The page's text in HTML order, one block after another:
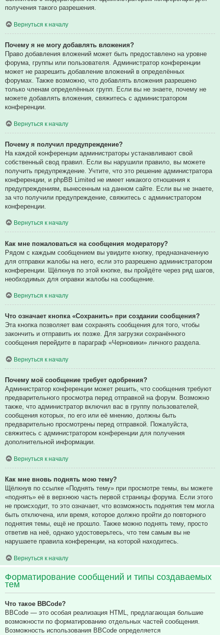
получения такого разрешения.
Вернуться к началу
Почему я не могу добавлять вложения?
Право добавления вложений может быть предоставлено на уровне
форума, группы или пользователя. Администратор конференции
может не разрешить добавление вложений в определённых
форумах. Также возможно, что добавлять вложения разрешено
только членам определённых групп. Если вы не знаете, почему не
можете добавлять вложения, свяжитесь с администратором
конференции.
Вернуться к началу
Почему я получил предупреждение?
На каждой конференции администраторы устанавливают свой
собственный свод правил. Если вы нарушили правило, вы можете
получить предупреждение. Учтите, что это решение администратора
конференции, и phpBB Limited не имеет никакого отношения к
предупреждениям, вынесенным на данном сайте. Если вы не знаете,
за что получили предупреждение, свяжитесь с администратором
конференции.
Вернуться к началу
Как мне пожаловаться на сообщения модератору?
Рядом с каждым сообщением вы увидите кнопку, предназначенную
для отправки жалобы на него, если это разрешено администратором
конференции. Щёлкнув по этой кнопке, вы пройдёте через ряд шагов,
необходимых для оправки жалобы на сообщение.
Вернуться к началу
Что означает кнопка «Сохранить» при создании сообщения?
Эта кнопка позволяет вам сохранять сообщения для того, чтобы
закончить и отправить их позже. Для загрузки сохранённого
сообщения перейдите в параграф «Черновики» личного раздела.
Вернуться к началу
Почему моё сообщение требует одобрения?
Администратор конференции может решить, что сообщения требуют
предварительного просмотра перед отправкой на форум. Возможно
также, что администратор включил вас в группу пользователей,
сообщения которых, по его или её мнению, должны быть
предварительно просмотрены перед отправкой. Пожалуйста,
свяжитесь с администратором конференции для получения
дополнительной информации.
Вернуться к началу
Как мне вновь поднять мою тему?
Щёлкнув по ссылке «Поднять тему» при просмотре темы, вы можете
«поднять» её в верхнюю часть первой страницы форума. Если этого
не происходит, то это означает, что возможность поднятия тем могла
быть отключена, или время, которое должно пройти до повторного
поднятия темы, ещё не прошло. Также можно поднять тему, просто
ответив на неё, однако удостоверьтесь, что тем самым вы не
нарушаете правила конференции, на которой находитесь.
Вернуться к началу
Форматирование сообщений и типы создаваемых
тем
Что такое BBCode?
BBCode — это особая реализация HTML, предлагающая большие
возможности по форматированию отдельных частей сообщения.
Возможность использования BBCode определяется